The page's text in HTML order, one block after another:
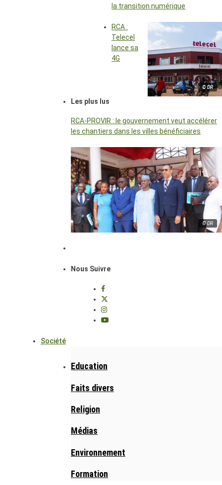
la transition numérique
© DR
RCA :
Telecel
lance sa
4G
Les plus lus
RCA-PROVIR : le gouvernement veut accélérer
les chantiers dans les villes bénéficiaires
© DR
Nous Suivre
Société
Education
Faits divers
Religion
Médias
Environnement
Formation